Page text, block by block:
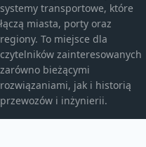
systemy transportowe, które
łączą miasta, porty oraz
regiony. To miejsce dla
czytelników zainteresowanych
zarówno bieżącymi
rozwiązaniami, jak i historią
przewozów i inżynierii.